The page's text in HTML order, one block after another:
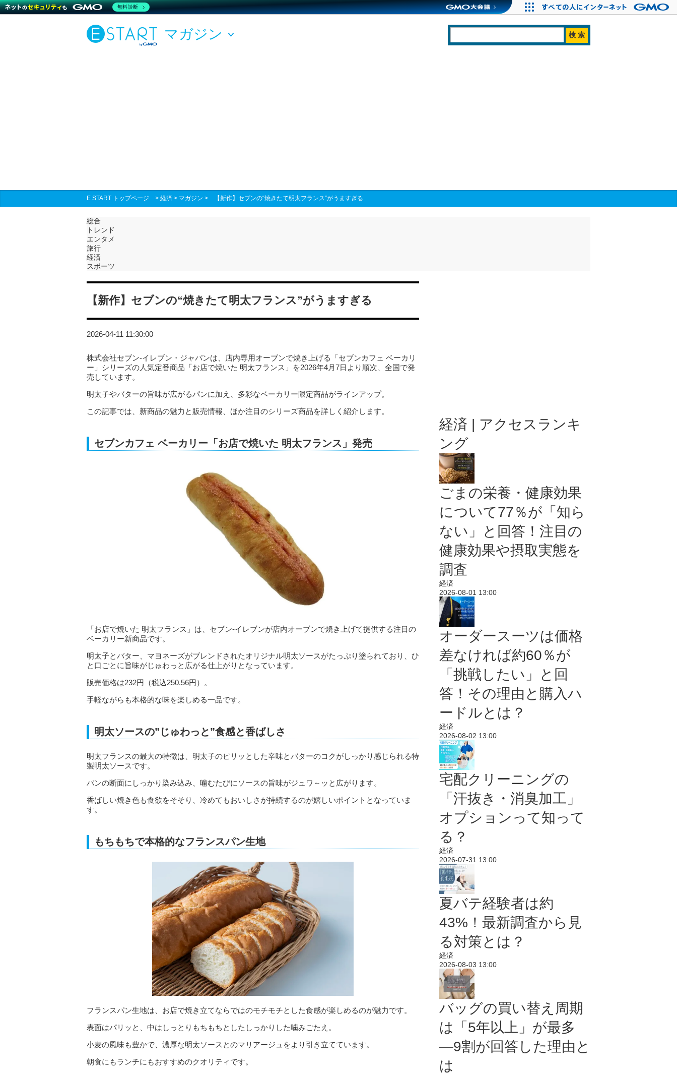
マガジン
E START トップページ > 経済 > マガジン > 【新作】セブンの“焼きたて明太フランス”がうますぎる
総合
トレンド
エンタメ
旅行
経済
スポーツ
【新作】セブンの“焼きたて明太フランス”がうますぎる
2026-04-11 11:30:00
株式会社セブン‐イレブン・ジャパンは、店内専用オーブンで焼き上げる「セブンカフェ ベーカリ
ー」シリーズの人気定番商品「お店で焼いた 明太フランス」を2026年4月7日より順次、全国で発
売しています。
明太子やバターの旨味が広がるパンに加え、多彩なベーカリー限定商品がラインアップ。
この記事では、新商品の魅力と販売情報、ほか注目のシリーズ商品を詳しく紹介します。
セブンカフェ ベーカリー「お店で焼いた 明太フランス」発売
「お店で焼いた 明太フランス」は、セブン‐イレブンが店内オーブンで焼き上げて提供する注目の
ベーカリー新商品です。
明太子とバター、マヨネーズがブレンドされたオリジナル明太ソースがたっぷり塗られており、ひ
と口ごとに旨味がじゅわっと広がる仕上がりとなっています。
販売価格は232円（税込250.56円）。
手軽ながらも本格的な味を楽しめる一品です。
明太ソースの”じゅわっと”食感と香ばしさ
明太フランスの最大の特徴は、明太子のピリッとした辛味とバターのコクがしっかり感じられる特
製明太ソースです。
パンの断面にしっかり染み込み、噛むたびにソースの旨味がジュワ～ッと広がります。
香ばしい焼き色も食欲をそそり、冷めてもおいしさが持続するのが嬉しいポイントとなっていま
す。
もちもちで本格的なフランスパン生地
フランスパン生地は、お店で焼き立てならではのモチモチとした食感が楽しめるのが魅力です。
表面はパリッと、中はしっとりもちもちとしたしっかりした噛みごたえ。
小麦の風味も豊かで、濃厚な明太ソースとのマリアージュをより引き立てています。
朝食にもランチにもおすすめのクオリティです。
経済 | アクセスランキ
ング
ごまの栄養・健康効果
について77％が「知ら
ない」と回答！注目の
健康効果や摂取実態を
調査
経済
2026-08-01 13:00
オーダースーツは価格
差なければ約60％が
「挑戦したい」と回
答！その理由と購入ハ
ードルとは？
経済
2026-08-02 13:00
宅配クリーニングの
「汗抜き・消臭加工」
オプションって知って
る？
経済
2026-07-31 13:00
夏バテ経験者は約
43%！最新調査から見
る対策とは？
経済
2026-08-03 13:00
バッグの買い替え周期
は「5年以上」が最多
―9割が回答した理由と
は
無料診断